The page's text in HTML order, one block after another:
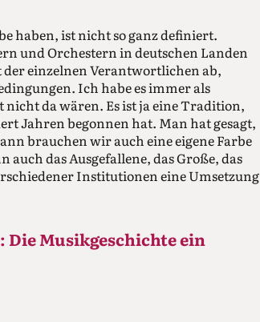
haben, ist nicht so ganz definiert.
und Orchestern in deutschen Landen
einzelnen Verantwortlichen ab,
Ich habe es immer als
nicht da wären. Es ist ja eine Tradition,
Jahren begonnen hat. Man hat gesagt,
brauchen wir auch eine eigene Farbe
auch das Ausgefallene, das Große, das
Institutionen eine Umsetzung
Musikgeschichte ein